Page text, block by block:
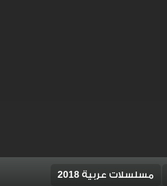
مسلسلات عربية 2018